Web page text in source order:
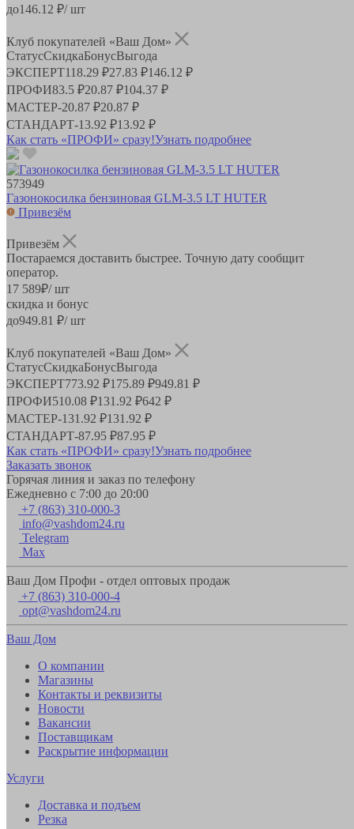
до146.12 ₽/ шт
Клуб покупателей «Ваш Дом»
СтатусСкидкаБонусВыгода
ЭКСПЕРТ118.29 ₽27.83 ₽146.12 ₽
ПРОФИ83.5 ₽20.87 ₽104.37 ₽
МАСТЕР-20.87 ₽20.87 ₽
СТАНДАРТ-13.92 ₽13.92 ₽
Как стать «ПРОФИ» сразу!Узнать подробнее
573949
Газонокосилка бензиновая GLM-3.5 LT HUTER
Привезём
Привезём
Постараемся доставить быстрее. Точную дату сообщит
оператор.
17 589₽/ шт
скидка и бонус
до949.81 ₽/ шт
Клуб покупателей «Ваш Дом»
СтатусСкидкаБонусВыгода
ЭКСПЕРТ773.92 ₽175.89 ₽949.81 ₽
ПРОФИ510.08 ₽131.92 ₽642 ₽
МАСТЕР-131.92 ₽131.92 ₽
СТАНДАРТ-87.95 ₽87.95 ₽
Как стать «ПРОФИ» сразу!Узнать подробнее
Заказать звонок
Горячая линия и заказ по телефону
Ежедневно с 7:00 до 20:00
+7 (863) 310-000-3
info@vashdom24.ru
Telegram
Max
Ваш Дом Профи - отдел оптовых продаж
+7 (863) 310-000-4
opt@vashdom24.ru
Ваш Дом
О компании
Магазины
Контакты и реквизиты
Новости
Вакансии
Поставщикам
Раскрытие информации
Услуги
Доставка и подъем
Резка